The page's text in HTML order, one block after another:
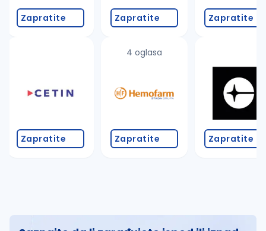
Zapratite
Zapratite
Zapratite
4 oglasa
Zapratite
Zapratite
Zapratite